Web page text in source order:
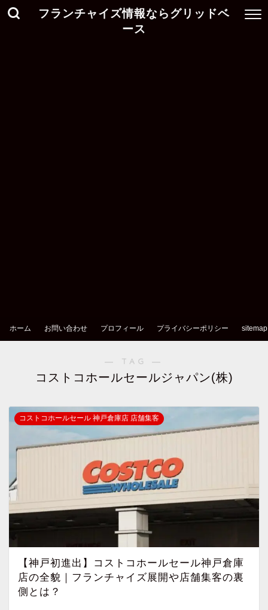
フランチャイズ情報ならグリッドベ
ース
ホーム お問い合わせ プロフィール プライバシーポリシー sitemap
― TAG ―
コストコホールセールジャパン(株)
コストコホールセール 神戸倉庫店 店舗集客
【神戸初進出】コストコホールセール神戸倉庫
店の全貌｜フランチャイズ展開や店舗集客の裏
側とは？